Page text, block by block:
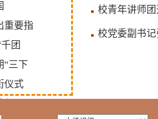
重要指
团
“三下
仪式
校青年讲师
校党委副书